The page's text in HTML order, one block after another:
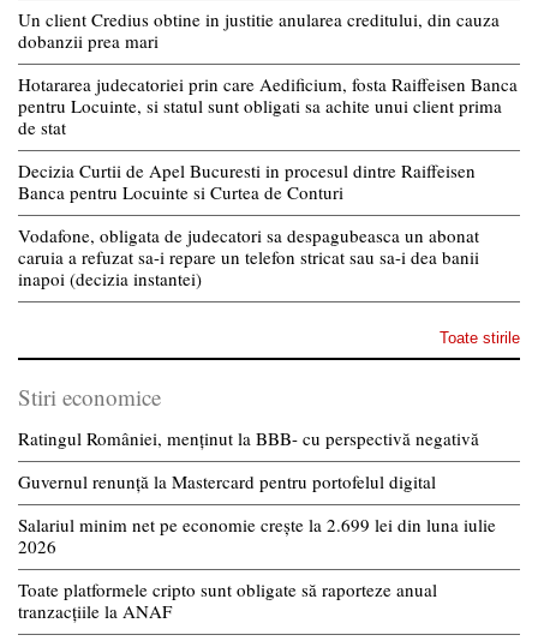
Un client Credius obtine in justitie anularea creditului, din cauza
dobanzii prea mari
Hotararea judecatoriei prin care Aedificium, fosta Raiffeisen Banca
pentru Locuinte, si statul sunt obligati sa achite unui client prima
de stat
Decizia Curtii de Apel Bucuresti in procesul dintre Raiffeisen
Banca pentru Locuinte si Curtea de Conturi
Vodafone, obligata de judecatori sa despagubeasca un abonat
caruia a refuzat sa-i repare un telefon stricat sau sa-i dea banii
inapoi (decizia instantei)
Toate stirile
Stiri economice
Ratingul României, menținut la BBB- cu perspectivă negativă
Guvernul renunță la Mastercard pentru portofelul digital
Salariul minim net pe economie crește la 2.699 lei din luna iulie
2026
Toate platformele cripto sunt obligate să raporteze anual
tranzacțiile la ANAF